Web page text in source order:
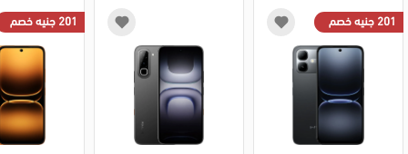
201 جنيه خصم 201 جنيه خصم